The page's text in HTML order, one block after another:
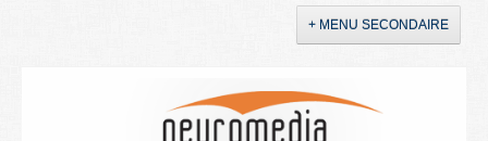
+ MENU SECONDAIRE